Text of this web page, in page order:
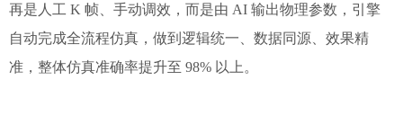
再是人工 K 帧、手动调效，而是由 AI 输出物理参数，引擎
自动完成全流程仿真，做到逻辑统一、数据同源、效果精
准，整体仿真准确率提升至 98% 以上。